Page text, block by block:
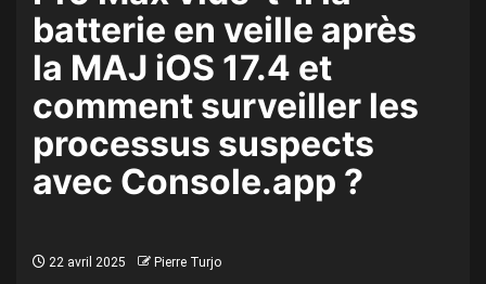
batterie en veille après
la MAJ iOS 17.4 et
comment surveiller les
processus suspects
avec Console.app ?
22 avril 2025 Pierre Turjo